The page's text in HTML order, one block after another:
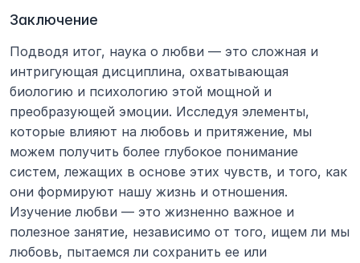
Заключение
Подводя итог, наука о любви — это сложная и
интригующая дисциплина, охватывающая
биологию и психологию этой мощной и
преобразующей эмоции. Исследуя элементы,
которые влияют на любовь и притяжение, мы
можем получить более глубокое понимание
систем, лежащих в основе этих чувств, и того, как
они формируют нашу жизнь и отношения.
Изучение любви — это жизненно важное и
полезное занятие, независимо от того, ищем ли мы
любовь, пытаемся ли сохранить ее или